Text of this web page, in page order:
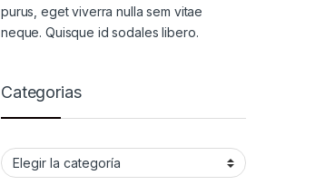
purus, eget viverra nulla sem vitae
neque. Quisque id sodales libero.
Categorias
Categorias